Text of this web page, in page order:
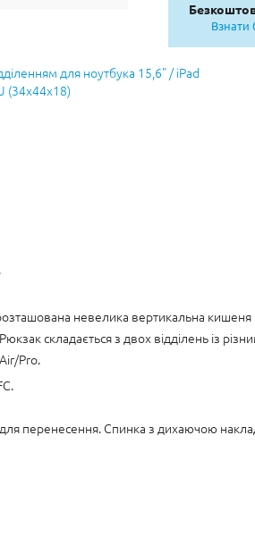
для ноутбука 15,6" / iPad
(34x44x18)
Взнати
невелика вертикальна
складається з двох відділень із
Pro.
перенесення. Спинка з дихаючою